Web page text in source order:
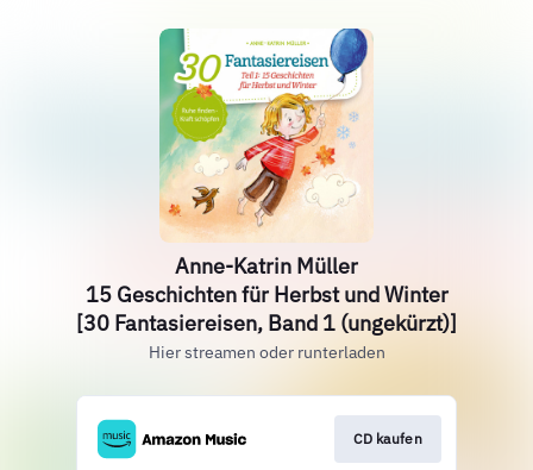
Anne-Katrin Müller
15 Geschichten für Herbst und Winter
[30 Fantasiereisen, Band 1 (ungekürzt)]
Hier streamen oder runterladen
CD kaufen